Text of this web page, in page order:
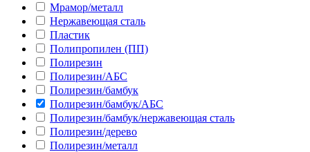
Мрамор/металл
Нержавеющая сталь
Пластик
Полипропилен (ПП)
Полирезин
Полирезин/АБС
Полирезин/бамбук
Полирезин/бамбук/АБС
Полирезин/бамбук/нержавеющая сталь
Полирезин/дерево
Полирезин/металл